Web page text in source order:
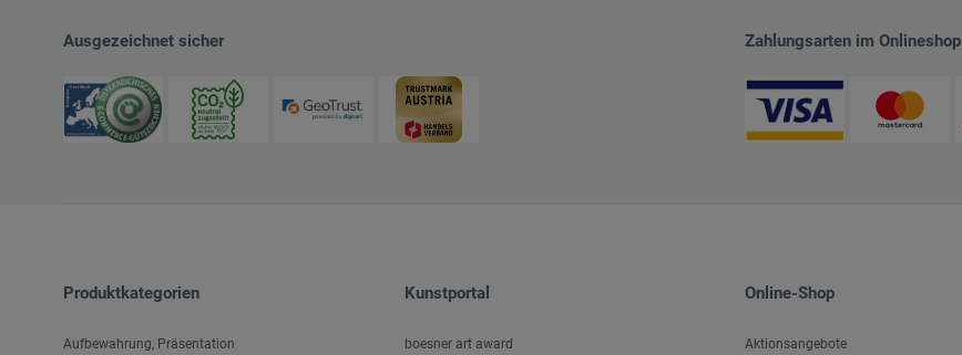
Ausgezeichnet sicher Zahlungsarten im Onlineshop
Produktkategorien
Aufbewahrung, Präsentation
Kunstportal
boesner art award
Online-Shop
Aktionsangebote